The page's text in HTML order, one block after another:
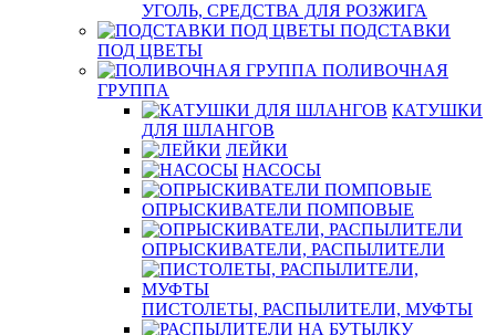
УГОЛЬ, СРЕДСТВА ДЛЯ РОЗЖИГА
ПОДСТАВКИ
ПОД ЦВЕТЫ
ПОЛИВОЧНАЯ
ГРУППА
КАТУШКИ
ДЛЯ ШЛАНГОВ
ЛЕЙКИ
НАСОСЫ
ОПРЫСКИВАТЕЛИ ПОМПОВЫЕ
ОПРЫСКИВАТЕЛИ, РАСПЫЛИТЕЛИ
ПИСТОЛЕТЫ, РАСПЫЛИТЕЛИ, МУФТЫ